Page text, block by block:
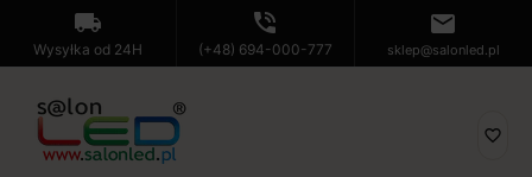
local_shipping
Wysyłka od 24H
phone_in_talk
(+48) 694-000-777
mail
sklep@salonled.pl
favorite_border